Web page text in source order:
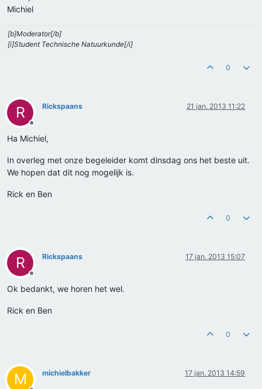
Michiel
[b]Moderator[/b]
[i]Student Technische Natuurkunde[/i]
0
R
Offline
Rickspaans 21 jan. 2013 11:22
Ha Michiel,
In overleg met onze begeleider komt dinsdag ons het beste uit.
We hopen dat dit nog mogelijk is.
Rick en Ben
0
R
Offline
Rickspaans 17 jan. 2013 15:07
Ok bedankt, we horen het wel.
Rick en Ben
0
M michielbakker 17 jan. 2013 14:59